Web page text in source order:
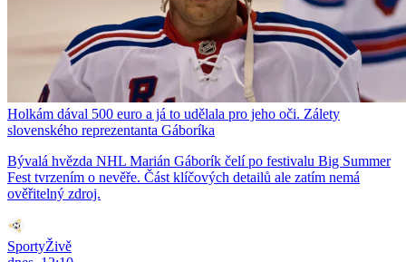
Holkám dával 500 euro a já to udělala pro jeho oči. Zálety
slovenského reprezentanta Gáboríka
Bývalá hvězda NHL Marián Gáborík čelí po festivalu Big Summer
Fest tvrzením o nevěře. Část klíčových detailů ale zatím nemá
ověřitelný zdroj.
SportyŽivě